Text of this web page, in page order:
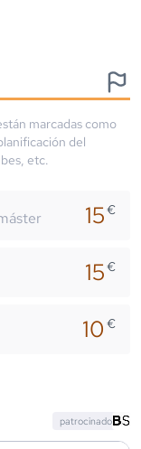
marcadas como
del
etc.
15€
15€
10€
patrocinado